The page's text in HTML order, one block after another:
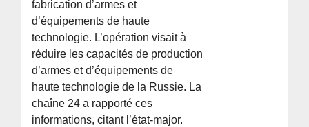
fabrication d’armes et
d’équipements de haute
technologie. L’opération visait à
réduire les capacités de production
d’armes et d’équipements de
haute technologie de la Russie. La
chaîne 24 a rapporté ces
informations, citant l’état-major.